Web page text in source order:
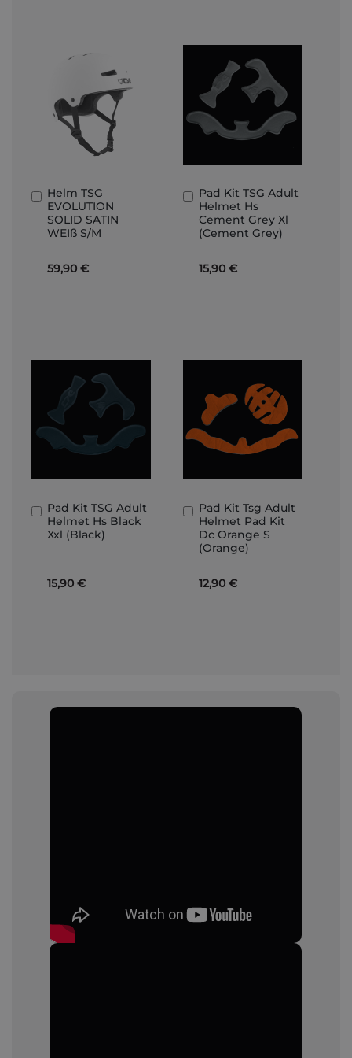
Helm TSG
EVOLUTION
SOLID SATIN
WEIß S/M
59,90 €
In
den
Warenkorb
Pad Kit TSG Adult
Helmet Hs
Cement Grey Xl
(Cement Grey)
15,90 €
In
den
Warenkorb
Pad Kit TSG Adult
Helmet Hs Black
Xxl (Black)
15,90 €
In
den
Warenkorb
Pad Kit Tsg Adult
Helmet Pad Kit
Dc Orange S
(Orange)
12,90 €
In
den
Warenkorb